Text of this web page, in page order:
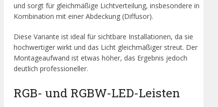
und sorgt für gleichmäßige Lichtverteilung, insbesondere in
Kombination mit einer Abdeckung (Diffusor).
Diese Variante ist ideal für sichtbare Installationen, da sie
hochwertiger wirkt und das Licht gleichmäßiger streut. Der
Montageaufwand ist etwas höher, das Ergebnis jedoch
deutlich professioneller.
RGB- und RGBW-LED-Leisten